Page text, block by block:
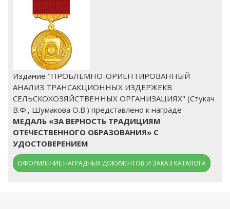
Издание "ПРОБЛЕМНО-ОРИЕНТИРОВАННЫЙ
АНАЛИЗ ТРАНСАКЦИОННЫХ ИЗДЕРЖЕКВ
СЕЛЬСКОХОЗЯЙСТВЕННЫХ ОРГАНИЗАЦИЯХ" (Стукач
В.Ф., Шумакова О.В.) представлено к награде
МЕДАЛЬ «ЗА ВЕРНОСТЬ ТРАДИЦИЯМ
ОТЕЧЕСТВЕННОГО ОБРАЗОВАНИЯ» С
УДОСТОВЕРЕНИЕМ
ОФОРМЛЕНИЕ НАГРАДНЫХ ДОКУМЕНТОВ И ЗАКАЗ КАТАЛОГА